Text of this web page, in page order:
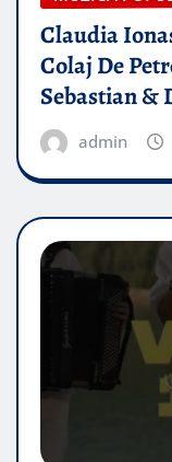
Claudia
Colaj De
Sebastian &
admin